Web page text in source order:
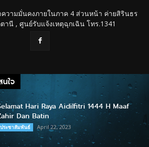
ความมั่นคงภายในภาค 4 ส่วนหน้า ค่ายสิรินธร
านี , ศูนย์รับแจ้งเหตุฉุกเฉิน โทร.1341
ใจ
Hari Raya Aidilfitri 1444 H Maaf
Dan Batin
ประชาสัมพันธ์ April 22, 2023